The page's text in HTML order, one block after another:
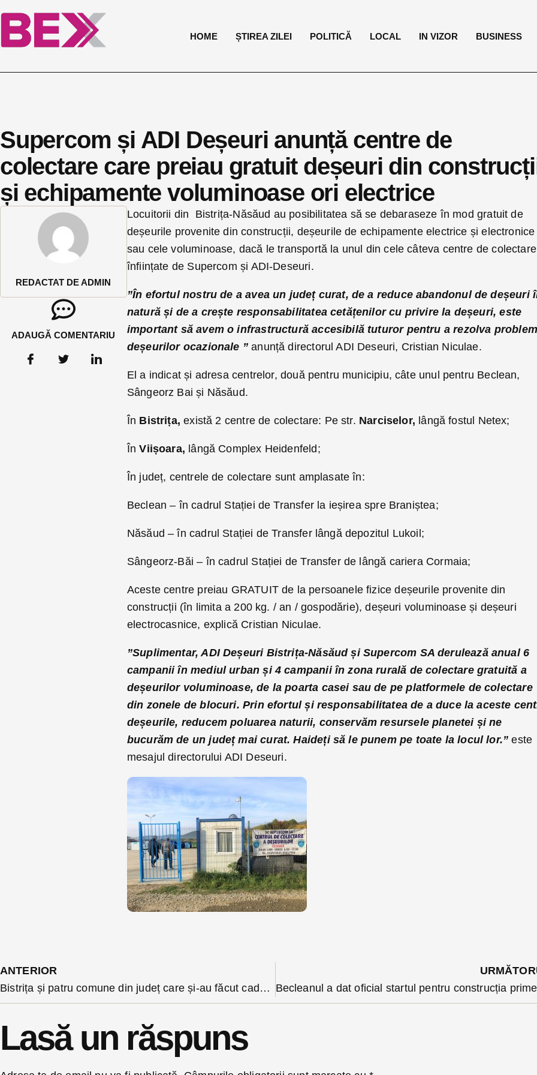
HOME ȘTIREA ZILEI POLITICĂ LOCAL IN VIZOR BUSINESS
Supercom și ADI Deșeuri anunță centre de
colectare care preiau gratuit deșeuri din
și echipamente voluminoase ori electrice
REDACTAT DE ADMIN
ADAUGĂ COMENTARIU
Locuitorii din Bistrița-Năsăud au posibilitatea să se debaraseze în mod gratuit de
deșeurile provenite din construcții, deșeurile de echipamente electrice și electronice
sau cele voluminoase, dacă le transportă la unul din cele câteva centre de colectare
înființate de Supercom și ADI-Deseuri.
”În efortul nostru de a avea un județ curat, de a reduce abandonul de deșeuri
natură și de a crește responsabilitatea cetățenilor cu privire la deșeuri, este
important să avem o infrastructură accesibilă tuturor pentru a rezolva
deșeurilor ocazionale ”anunță directorul ADI Deseuri, Cristian Niculae.
El a indicat și adresa centrelor, două pentru municipiu, câte unul pentru Beclean,
Sângeorz Bai și Năsăud.
În Bistrița, există 2 centre de colectare: Pe str. Narciselor, lângă fostul Netex;
ÎnViișoara, lângă Complex Heidenfeld;
În județ, centrele de colectare sunt amplasate în:
Beclean – în cadrul Stației de Transfer la ieșirea spre Braniștea;
Năsăud – în cadrul Stației de Transfer lângă depozitul Lukoil;
Sângeorz-Băi – în cadrul Stației de Transfer de lângă cariera Cormaia;
Aceste centre preiau GRATUIT de la persoanele fizice deșeurile provenite din
construcții (în limita a 200 kg. / an / gospodărie), deșeuri voluminoase și deșeuri
electrocasnice, explică Cristian Niculae.
”Suplimentar, ADI Deșeuri Bistrița-Năsăud și Supercom SA derulează anual 6
campanii în mediul urban și 4 campanii în zona rurală de colectare gratuită a
deșeurilor voluminoase, de la poarta casei sau de pe platformele de colectare
din zonele de blocuri. Prin efortul și responsabilitatea de a duce la aceste
deșeurile, reducem poluarea naturii, conservăm resursele planetei și ne
bucurăm de un județ mai curat. Haideți să le punem pe toate la locul lor.”este
mesajul directorului ADI Deseuri.
ANTERIOR
Bistrița și patru comune din județ care și-au făcut cadastrarea din bugetul propriu își vor recupera banii datorită unui amendament comun al deputaților Diana Morar și Bogdan Ivan
Lasă un răspuns